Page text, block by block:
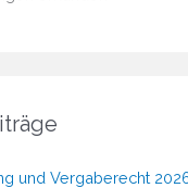
und Vergaberecht